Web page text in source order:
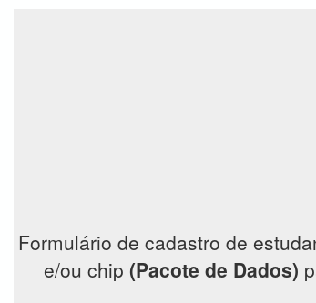
Formulário de cadastro de
e/ou chip (Pacote de Dados)